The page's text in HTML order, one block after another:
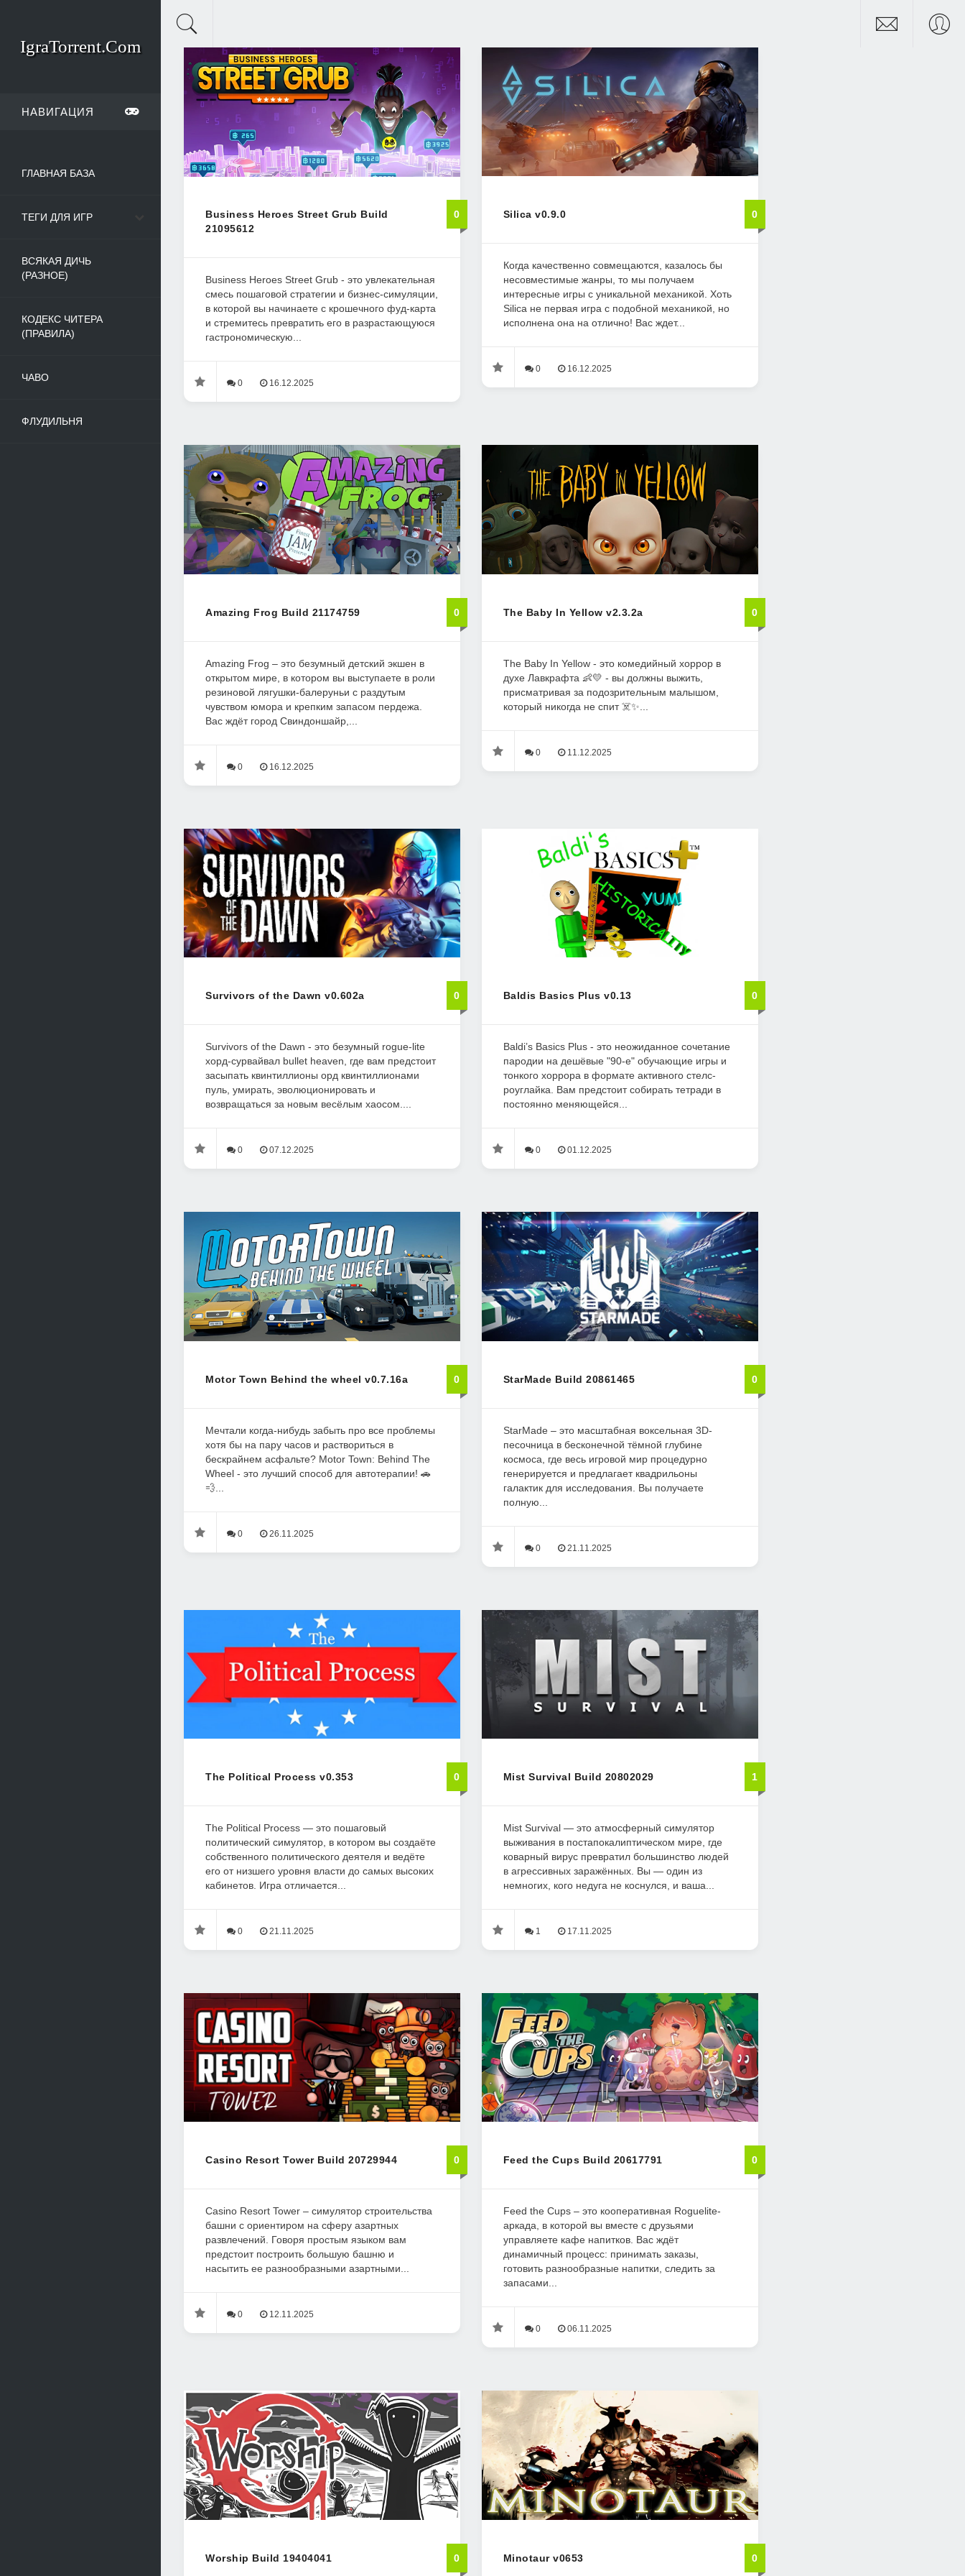
IgraTorrent.Com
НАВИГАЦИЯ
ГЛАВНАЯ БАЗА
ТЕГИ ДЛЯ ИГР
ВСЯКАЯ ДИЧЬ
(РАЗНОЕ)
КОДЕКС ЧИТЕРА
(ПРАВИЛА)
ЧАВО
ФЛУДИЛЬНЯ
Business Heroes Street Grub Build
21095612
0
Business Heroes Street Grub - это увлекательная
смесь пошаговой стратегии и бизнес-симуляции,
в которой вы начинаете с крошечного фуд-карта
и стремитесь превратить его в разрастающуюся
гастрономическую...
0 16.12.2025
Silica v0.9.0 0
Когда качественно совмещаются, казалось бы
несовместимые жанры, то мы получаем
интересные игры с уникальной механикой. Хоть
Silica не первая игра с подобной механикой, но
исполнена она на отлично! Вас ждет...
0 16.12.2025
Amazing Frog Build 21174759 0
Amazing Frog – это безумный детский экшен в
открытом мире, в котором вы выступаете в роли
резиновой лягушки-балеруньи с раздутым
чувством юмора и крепким запасом пердежа.
Вас ждёт город Свиндоншайр,...
0 16.12.2025
The Baby In Yellow v2.3.2a 0
The Baby In Yellow - это комедийный хоррор в
духе Лавкрафта 👶💛 - вы должны выжить,
присматривая за подозрительным малышом,
который никогда не спит ☠️✨...
0 11.12.2025
Survivors of the Dawn v0.602a 0
Survivors of the Dawn - это безумный rogue-lite
хорд-сурвайвал bullet heaven, где вам предстоит
засыпать квинтиллионы орд квинтиллионами
пуль, умирать, эволюционировать и
возвращаться за новым весёлым хаосом....
0 07.12.2025
Baldis Basics Plus v0.13 0
Baldi’s Basics Plus - это неожиданное сочетание
пародии на дешёвые "90-е" обучающие игры и
тонкого хоррора в формате активного стелс-
роуглайка. Вам предстоит собирать тетради в
постоянно меняющейся...
0 01.12.2025
Motor Town Behind the wheel v0.7.16a 0
Мечтали когда-нибудь забыть про все проблемы
хотя бы на пару часов и раствориться в
бескрайнем асфальте? Motor Town: Behind The
Wheel - это лучший способ для автотерапии! 🚗
💨...
0 26.11.2025
StarMade Build 20861465 0
StarMade – это масштабная воксельная 3D-
песочница в бесконечной тёмной глубине
космоса, где весь игровой мир процедурно
генерируется и предлагает квадрильоны
галактик для исследования. Вы получаете
полную...
0 21.11.2025
The Political Process v0.353 0
The Political Process — это пошаговый
политический симулятор, в котором вы создаёте
собственного политического деятеля и ведёте
его от низшего уровня власти до самых высоких
кабинетов. Игра отличается...
0 21.11.2025
Mist Survival Build 20802029 1
Mist Survival — это атмосферный симулятор
выживания в постапокалиптическом мире, где
коварный вирус превратил большинство людей
в агрессивных заражённых. Вы — один из
немногих, кого недуга не коснулся, и ваша...
1 17.11.2025
Casino Resort Tower Build 20729944 0
Casino Resort Tower – симулятор строительства
башни с ориентиром на сферу азартных
развлечений. Говоря простым языком вам
предстоит построить большую башню и
насытить ее разнообразными азартными...
0 12.11.2025
Feed the Cups Build 20617791 0
Feed the Cups – это кооперативная Roguelite-
аркада, в которой вы вместе с друзьями
управляете кафе напитков. Вас ждёт
динамичный процесс: принимать заказы,
готовить разнообразные напитки, следить за
запасами...
0 06.11.2025
Worship Build 19404041 0 Minotaur v0653 0